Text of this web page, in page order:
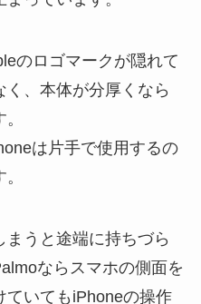
のロゴマークが隠れて
く、本体が分厚くなら
は片手で使用するの
うと途端に持ちづら
ならスマホの側面を
ていてもiPhoneの操作